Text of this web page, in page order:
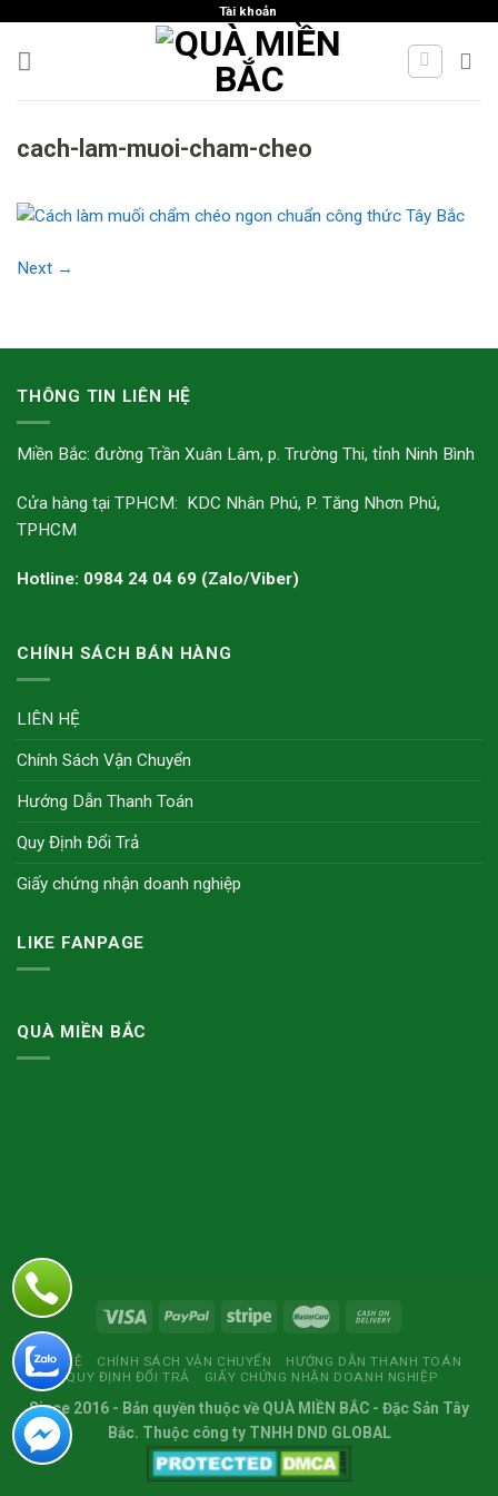
content
Tài khoản
cach-lam-muoi-cham-cheo
Next →
THÔNG TIN LIÊN HỆ
Miền Bắc: đường Trần Xuân Lâm, p. Trường Thi, tỉnh Ninh Bình
Cửa hàng tại TPHCM: KDC Nhân Phú, P. Tăng Nhơn Phú,
TPHCM
Hotline: 0984 24 04 69 (Zalo/Viber)
CHÍNH SÁCH BÁN HÀNG
LIÊN HỆ
Chính Sách Vận Chuyển
Hướng Dẫn Thanh Toán
Quy Định Đổi Trả
Giấy chứng nhận doanh nghiệp
LIKE FANPAGE
QUÀ MIỀN BẮC
LIÊN HỆ CHÍNH SÁCH VẬN CHUYỂN
HƯỚNG DẪN THANH TOÁN
QUY ĐỊNH ĐỔI TRẢ
GIẤY CHỨNG NHẬN DOANH NGHIỆP
Since 2016 - Bản quyền thuộc về QUÀ MIỀN BẮC - Đặc Sản Tây
Bắc. Thuộc công ty TNHH DND GLOBAL